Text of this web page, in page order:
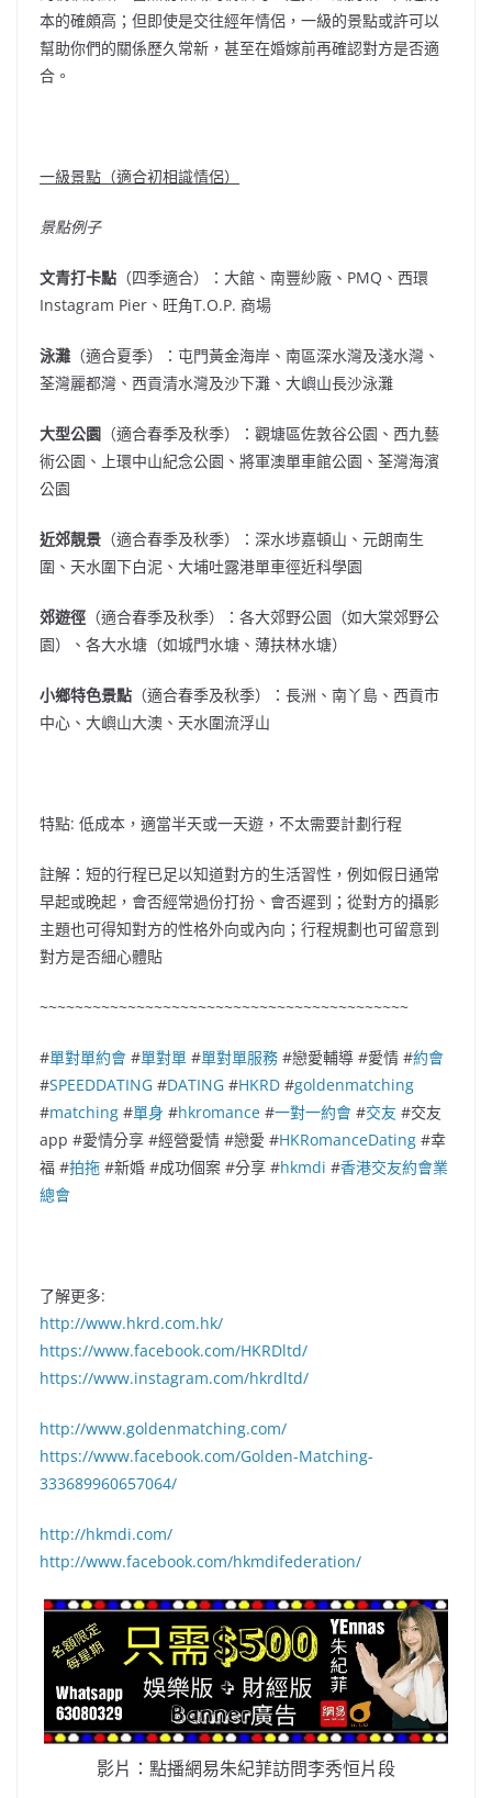
本的確頗高；但即使是交往經年情侶，一級的景點或許可以
幫助你們的關係歷久常新，甚至在婚嫁前再確認對方是否適
合。
一級景點（適合初相識情侶）
景點例子
文青打卡點 （四季適合）：大館、南豐紗廠、PMQ、西環
Instagram Pier、旺角T.O.P. 商場
泳灘 （適合夏季）：屯門黃金海岸、南區深水灣及淺水灣、
荃灣麗都灣、西貢清水灣及沙下灘、大嶼山長沙泳灘
大型公園 （適合春季及秋季）：觀塘區佐敦谷公園、西九藝
術公園、上環中山紀念公園、將軍澳單車館公園、荃灣海濱
公園
近郊靚景 （適合春季及秋季）：深水埗嘉頓山、元朗南生
圍、天水圍下白泥、大埔吐露港單車徑近科學園
郊遊徑 （適合春季及秋季）：各大郊野公園（如大棠郊野公
園）、各大水塘（如城門水塘、薄扶林水塘）
小鄉特色景點 （適合春季及秋季）：長洲、南丫島、西貢市
中心、大嶼山大澳、天水圍流浮山
特點: 低成本，適當半天或一天遊，不太需要計劃行程
註解：短的行程已足以知道對方的生活習性，例如假日通常
早起或晚起，會否經常過份打扮、會否遲到；從對方的攝影
主題也可得知對方的性格外向或內向；行程規劃也可留意到
對方是否細心體貼
~~~~~~~~~~~~~~~~~~~~~~~~~~~~~~~~~~~~~~~~~~
#單對單約會 #單對單 #單對單服務 #戀愛輔導 #愛情 #約會
#SPEEDDATING #DATING #HKRD #goldenmatching
#matching #單身 #hkromance #一對一約會 #交友 #交友
app #愛情分享 #經營愛情 #戀愛 #HKRomanceDating #幸
福 #拍拖 #新婚 #成功個案 #分享 #hkmdi #香港交友約會業
總會
了解更多:
http://www.hkrd.com.hk/
https://www.facebook.com/HKRDltd/
https://www.instagram.com/hkrdltd/
http://www.goldenmatching.com/
https://www.facebook.com/Golden-Matching-
333689960657064/
http://hkmdi.com/
http://www.facebook.com/hkmdifederation/
影片：點播網易朱紀菲訪問李秀恒片段